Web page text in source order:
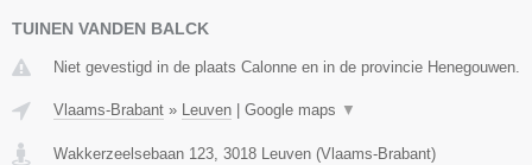
TUINEN VANDEN BALCK
Niet gevestigd in de plaats Calonne en in de provincie Henegouwen.
Vlaams-Brabant » Leuven Google maps ▼
Wakkerzeelsebaan 123 3018 Leuven (Vlaams-Brabant)